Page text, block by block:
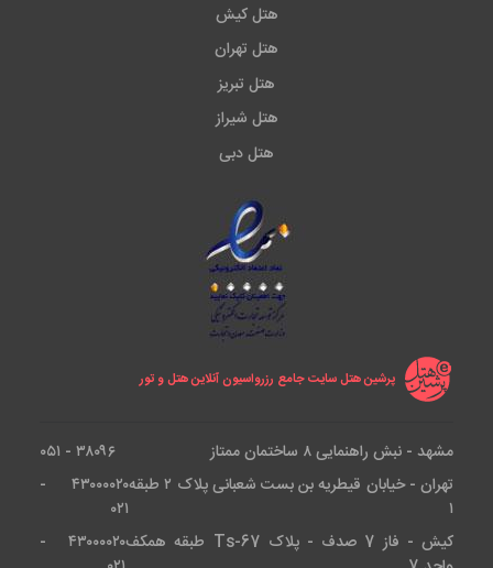
هتل کیش
هتل تهران
هتل تبریز
هتل شیراز
هتل دبی
پرشین هتل سایت جامع رزرواسیون آنلاین هتل و تور
مشهد - نبش راهنمایی ۸ ساختمان ممتاز
۳۸۰۹۶ - ۰۵۱
تهران - خیابان قیطریه بن بست شعبانی پلاک ۲ طبقه
۱
۴۳۰۰۰۰۲۰ -
۰۲۱
کیش - فاز 7 صدف - پلاک Ts-67 طبقه همکف
۴۳۰۰۰۰۲۰ -